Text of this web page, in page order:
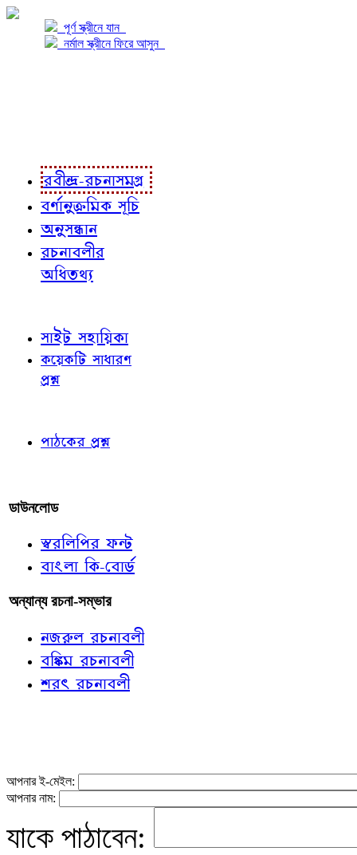
পূর্ণ স্ক্রীনে যান
নর্মাল স্ক্রীনে ফিরে আসুন
রবীন্দ্র-রচনাসমগ্র
বর্ণানুক্রমিক সূচি
অনুসন্ধান
রচনাবলীর
অধিতথ্য
সাইট সহায়িকা
কয়েকটি সাধারণ
প্রশ্ন
পাঠকের প্রশ্ন
ডাউনলোড
স্বরলিপির ফন্ট
বাংলা কি-বোর্ড
অন্যান্য রচনা-সম্ভার
নজরুল রচনাবলী
বঙ্কিম রচনাবলী
শরৎ রচনাবলী
আপনার ই-মেইল:
আপনার নাম:
যাকে পাঠাবেন: